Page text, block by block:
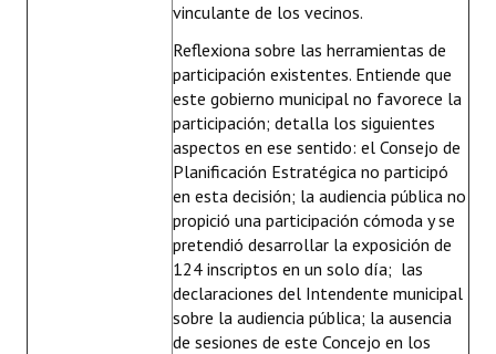
vinculante de los vecinos.
Reflexiona sobre las herramientas de
participación existentes. Entiende que
este gobierno municipal no favorece la
participación; detalla los siguientes
aspectos en ese sentido: el Consejo de
Planificación Estratégica no participó
en esta decisión; la audiencia pública no
propició una participación cómoda y se
pretendió desarrollar la exposición de
124 inscriptos en un solo día; las
declaraciones del Intendente municipal
sobre la audiencia pública; la ausencia
de sesiones de este Concejo en los